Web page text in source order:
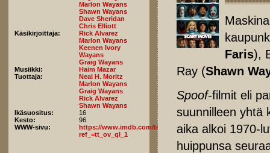
Marlon Wayans
Shawn Wayans
Dave Sheridan
Chris Elliott
Käsikirjoittaja:
Rick Alvarez
Marlon Wayans
Keenen Ivory
Wayans
Graig Wayans
Musiikki:
Haim Mazar
Tuottaja:
Neal H. Moritz
Marlon Wayans
Graig Wayans
Rick Alvarez
Shawn Wayans
Ikäsuositus:
16
Kesto:
96
WWW-sivu:
https://www.imdb.com/title/tt32093575/fullcredits/?
ref_=tt_ov_ql_1
Faris),
Ray (Shawn
Spoof-filmit eli
suunnilleen yhtä
aika alkoi 1970-
huippunsa